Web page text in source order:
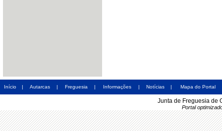
Início | Autarcas | Freguesia | Informações | Notícias | Mapa do Portal
Junta de Freguesia de
Portal